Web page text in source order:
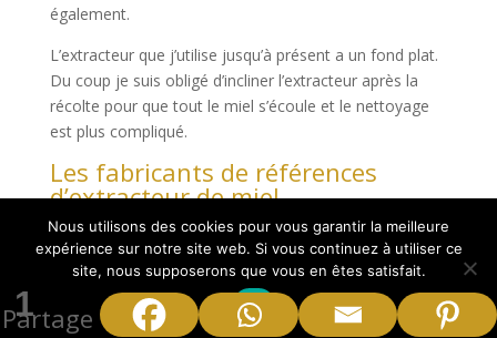
également.
L’extracteur que j’utilise jusqu’à présent a un fond plat.
Du coup je suis obligé d’incliner l’extracteur après la
récolte pour que tout le miel s’écoule et le nettoyage
est plus compliqué.
Les fabricants de références
d’extracteur de miel
1
Partage
Nous utilisons des cookies pour vous garantir la meilleure
expérience sur notre site web. Si vous continuez à utiliser ce
site, nous supposerons que vous en êtes satisfait.
Ok